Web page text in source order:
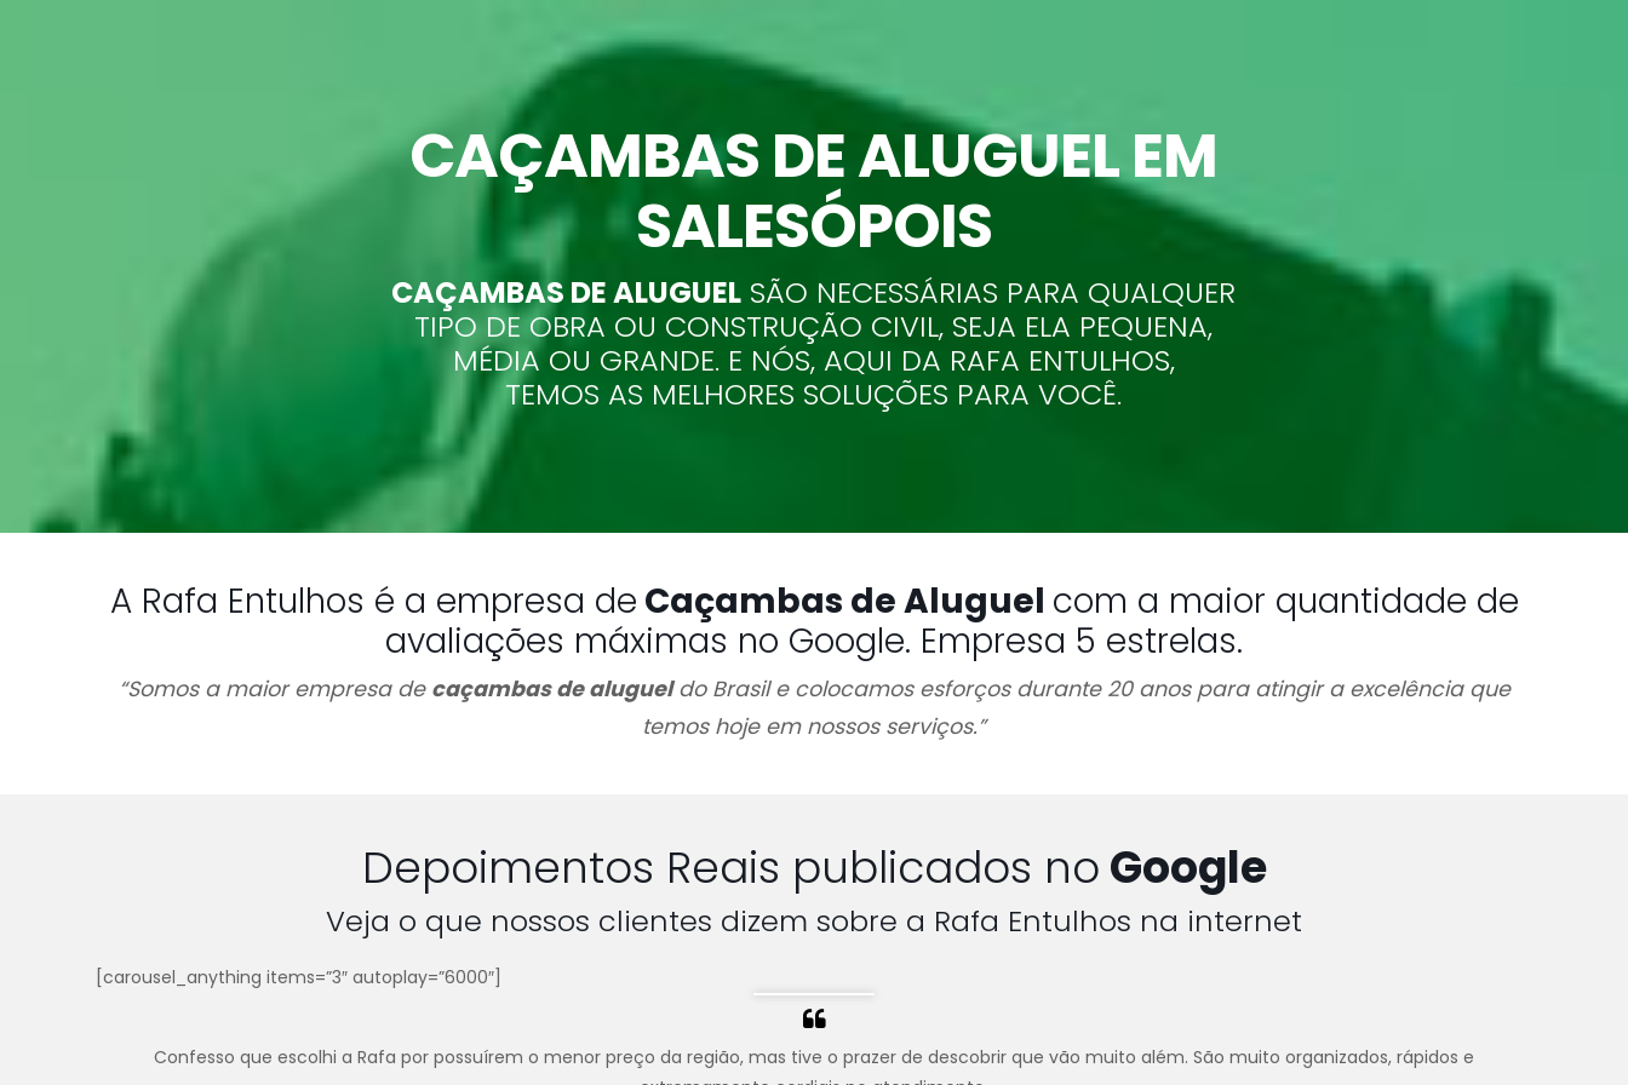
CAÇAMBAS DE ALUGUEL EM
SALESÓPOIS
CAÇAMBAS DE ALUGUEL SÃO NECESSÁRIAS PARA QUALQUER
TIPO DE OBRA OU CONSTRUÇÃO CIVIL, SEJA ELA PEQUENA,
MÉDIA OU GRANDE. E NÓS, AQUI DA RAFA ENTULHOS,
TEMOS AS MELHORES SOLUÇÕES PARA VOCÊ.
A Rafa Entulhos é a empresa de Caçambas de Aluguel com a maior quantidade de
avaliações máximas no Google. Empresa 5 estrelas.
“Somos a maior empresa de caçambas de alugueldo Brasil e colocamos esforços durante 20 anos para atingir a excelência que
temos hoje em nossos serviços.”
Depoimentos Reais publicados noGoogle
Veja o que nossos clientes dizem sobre a Rafa Entulhos na internet
[carousel_anything items=”3″ autoplay=”6000″]
Confesso que escolhi a Rafa por possuírem o menor preço da região, mas tive o prazer de descobrir que vão muito além. São muito organizados, rápidos e